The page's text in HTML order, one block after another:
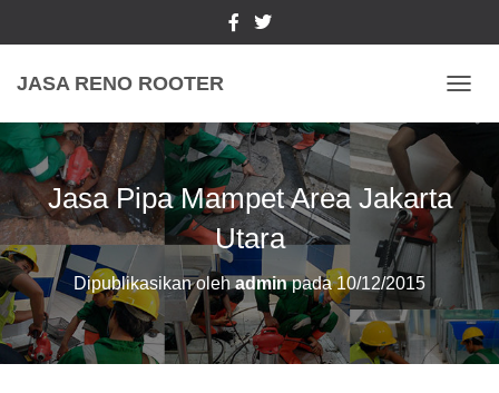
JASA RENO ROOTER
Jasa Pipa Mampet Area Jakarta
Utara
Dipublikasikan oleh adminpada10/12/2015